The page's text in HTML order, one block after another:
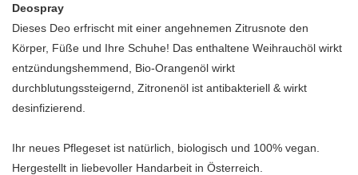
Deospray
Dieses Deo erfrischt mit einer angehnemen Zitrusnote den
Körper, Füße und Ihre Schuhe! Das enthaltene Weihrauchöl wirkt
entzündungshemmend, Bio-Orangenöl wirkt
durchblutungssteigernd, Zitronenöl ist antibakteriell & wirkt
desinfizierend.
Ihr neues Pflegeset ist natürlich, biologisch und 100% vegan.
Hergestellt in liebevoller Handarbeit in Österreich.